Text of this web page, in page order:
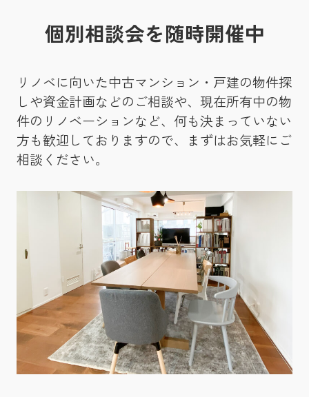
個別相談会を随時開催中
リノベに向いた中古マンション・戸建の物件探
しや資金計画などのご相談や、現在所有中の物
件のリノベーションなど、何も決まっていない
方も歓迎しておりますので、まずはお気軽にご
相談ください。